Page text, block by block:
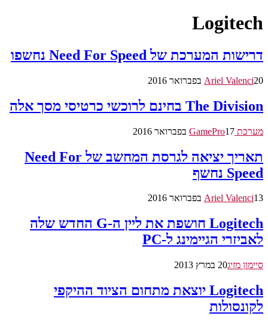
Logitech
דרישות המערכת של Need For Speed נחשפו
Ariel Valenci20 בפברואר 2016
The Division בחינם לרוכשי כרטיסי מסך אלה
מערכת GamePro 17 בפברואר 2016
תאריך יציאה לגרסת המחשב של Need For
Speed נחשף
Ariel Valenci13 בפברואר 2016
Logitech חושפת את ליין ה-G החדש שלה
לאביזרי הגיימינג ל-PC
סיימון מזיג20 במרץ 2013
Logitech יוצאת מתחום הציוד ההיקפי
לקונסולות